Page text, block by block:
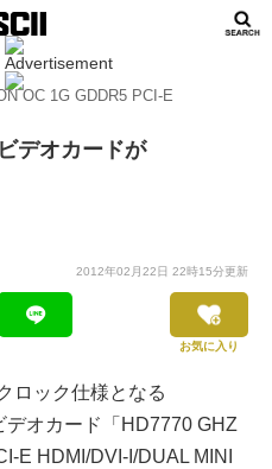
OC 1G GDDR5 PCI-E
デオカードが
2012年02月22日 22時15分更新
お気に入り
ロック仕様となる
デオカード「HD7770 GHZ
E HDMI/DVI-I/DUAL MINI